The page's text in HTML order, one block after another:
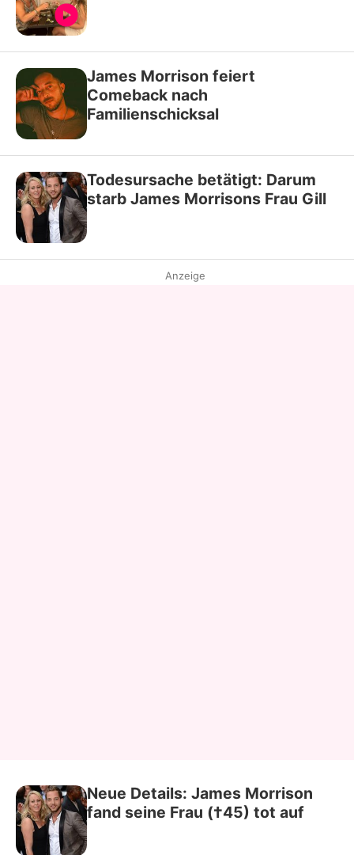
James Morrison feiert
Comeback nach
Familienschicksal
Todesursache betätigt: Darum
starb James Morrisons Frau Gill
Anzeige
Neue Details: James Morrison
fand seine Frau (†45) tot auf